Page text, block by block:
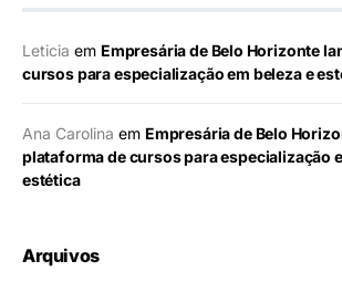
Leticia em Empresária de Belo Horizonte
cursos para especialização em beleza e
Ana Carolina em Empresária de Belo
plataforma de cursos para especialização
estética
Arquivos